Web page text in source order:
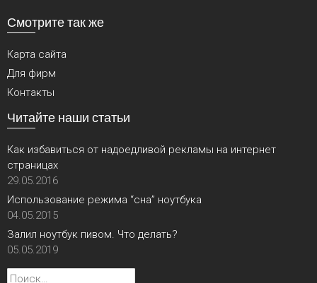
Смотрите так же
Карта сайта
Для фирм
Контакты
Читайте наши статьи
Как избавиться от надоедливой рекламы на интернет
страницах
29.05.2016
Использование режима “сна” ноутбука
04.05.2015
Залил ноутбук пивом. Что делать?
05.05.2019
Найти: